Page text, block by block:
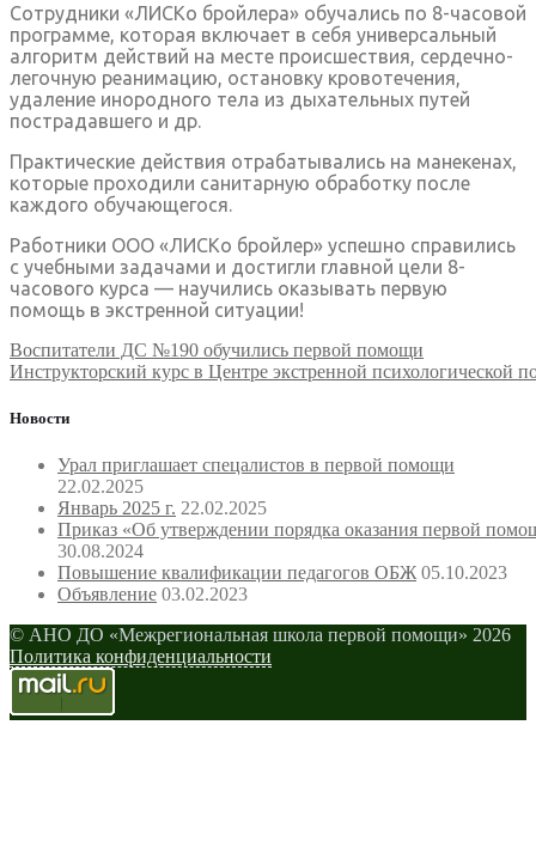
Сотрудники «ЛИСКо бройлера» обучались по 8-часовой
программе, которая включает в себя универсальный
алгоритм действий на месте происшествия, сердечно-
легочную реанимацию, остановку кровотечения,
удаление инородного тела из дыхательных путей
пострадавшего и др.
Практические действия отрабатывались на манекенах,
которые проходили санитарную обработку после
каждого обучающегося.
Работники ООО «ЛИСКо бройлер» успешно справились
с учебными задачами и достигли главной цели 8-
часового курса — научились оказывать первую
помощь в экстренной ситуации!
Навигация
по
записям
Воспитатели ДС №190 обучились первой помощи
Инструкторский курс в Центре экстренной
Новости
Урал приглашает спецалистов в первой помощи
22.02.2025
Январь 2025 г. 22.02.2025
Приказ «Об утверждении порядка оказания первой
30.08.2024
Повышение квалификации педагогов ОБЖ 05.10.2023
Объявление 03.02.2023
© АНО ДО «Межрегиональная школа первой помощи» 2026
Политика конфиденциальности